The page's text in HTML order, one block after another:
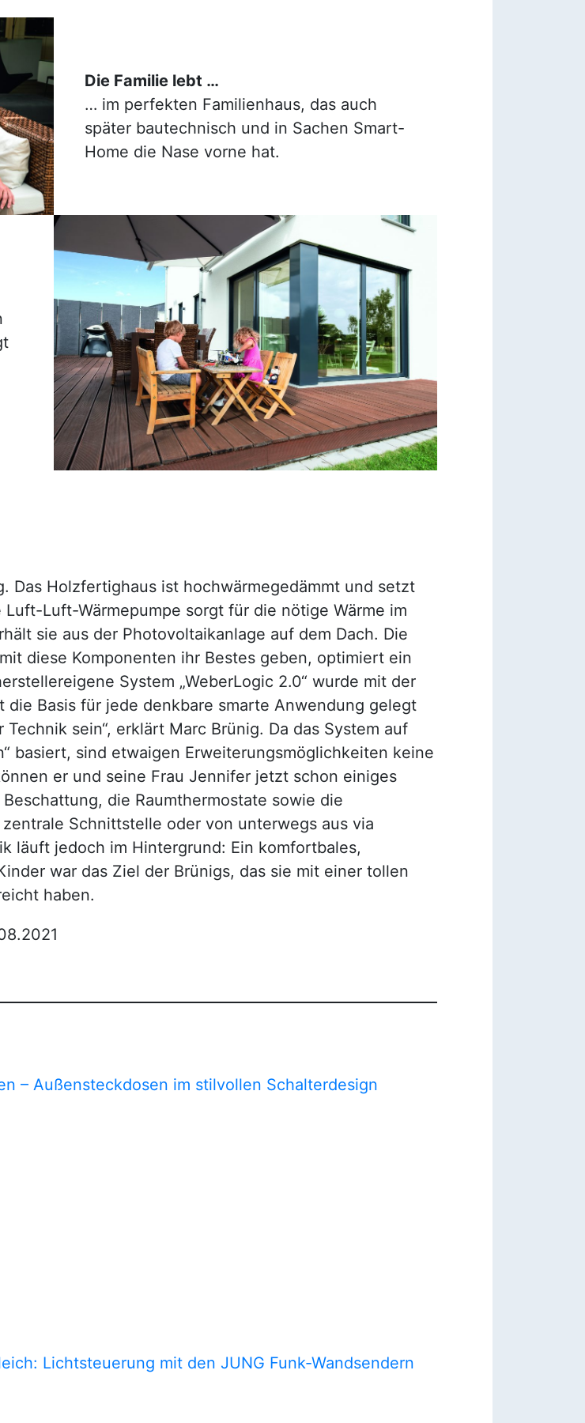
Die Familie lebt …
… im perfekten Familienhaus, das auch
später bautechnisch und in Sachen Smart-
Home die Nase vorne hat.
Das Holzfertighaus ist hochwärmegedämmt und setzt
Luft-Wärmepumpe sorgt für die nötige Wärme im
sie aus der Photovoltaikanlage auf dem Dach. Die
diese Komponenten ihr Bestes geben, optimiert ein
System „WeberLogic 2.0“ wurde mit der
Basis für jede denkbare smarte Anwendung gelegt
sein“, erklärt Marc Brünig. Da das System auf
basiert, sind etwaigen Erweiterungsmöglichkeiten keine
er und seine Frau Jennifer jetzt schon einiges
die Raumthermostate sowie die
Schnittstelle oder von unterwegs aus via
läuft jedoch im Hintergrund: Ein komfortbales,
war das Ziel der Brünigs, das sie mit einer tollen
haben.
– Außensteckdosen im stilvollen Schalterdesign
Lichtsteuerung mit den JUNG Funk-Wandsendern